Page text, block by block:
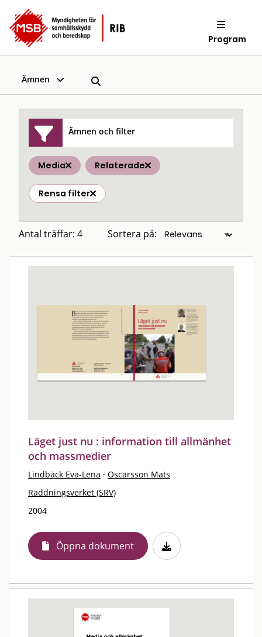
Program
Ämnen
Ämnen och filter
Media Relaterade
Rensa filter
Antal träffar: 4 Sortera på:
Läget just nu : information till allmänhet
och massmedier
Lindbäck Eva-Lena · Oscarsson Mats
Räddningsverket (SRV)
2004
Öppna dokument